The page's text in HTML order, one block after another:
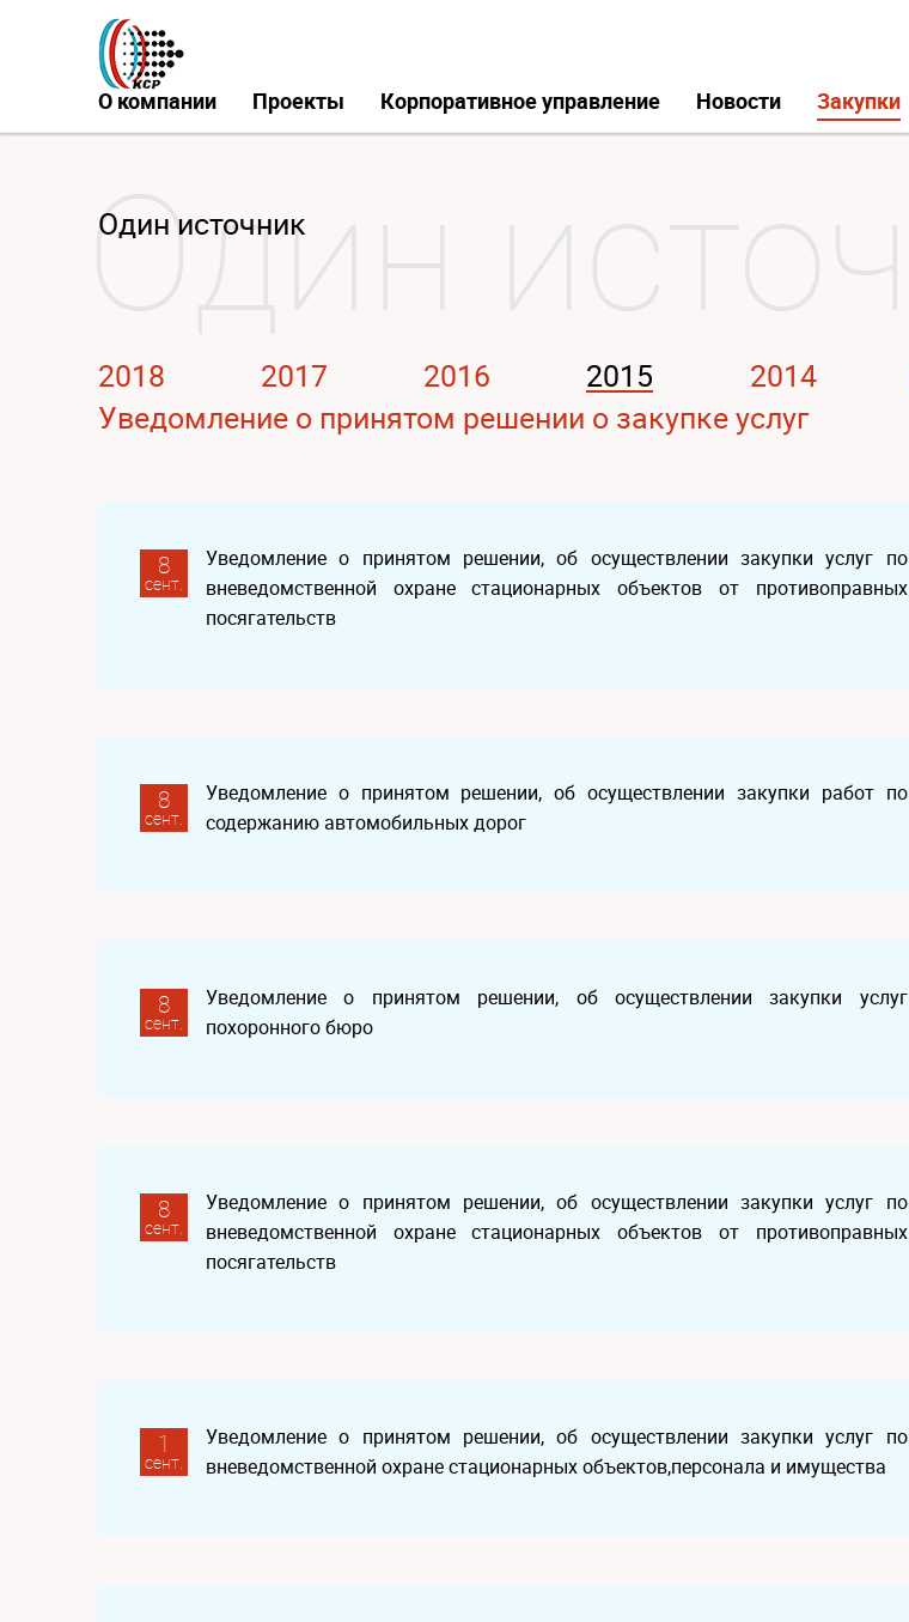
О компании Проекты Корпоративное управление Новости Закупки
Один источник
2018 2017 2016 2015 2014
Уведомление о принятом решении о закупке услуг
8
сент.
Уведомление о принятом решении, об осуществлении закупки услуг по
вневедомственной охране стационарных объектов от противоправных
посягательств
8
сент.
Уведомление о принятом решении, об осуществлении закупки работ по
содержанию автомобильных дорог
8
сент.
Уведомление о принятом решении, об осуществлении закупки услуг
похоронного бюро
8
сент.
Уведомление о принятом решении, об осуществлении закупки услуг по
вневедомственной охране стационарных объектов от противоправных
посягательств
1
сент.
Уведомление о принятом решении, об осуществлении закупки услуг по
вневедомственной охране стационарных объектов,персонала и имущества